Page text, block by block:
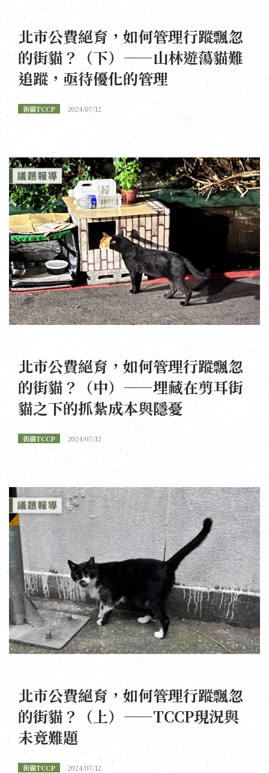
北市公費絕育，如何管理行蹤飄忽
的街貓？（下）——山林遊蕩貓難
追蹤，亟待優化的管理
街貓TCCP 2024/07/12
北市公費絕育，如何管理行蹤飄忽
的街貓？（中）——埋藏在剪耳街
貓之下的抓紮成本與隱憂
街貓TCCP 2024/07/12
北市公費絕育，如何管理行蹤飄忽
的街貓？（上）——TCCP現況與
未竟難題
街貓TCCP 2024/07/12